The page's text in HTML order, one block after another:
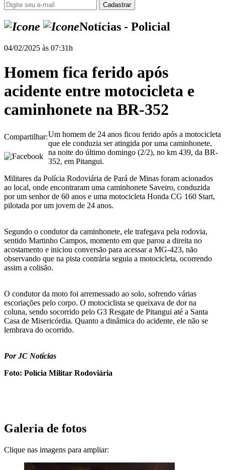
Notícias - Policial
04/02/2025 às 07:31h
Homem fica ferido após
acidente entre motocicleta e
caminhonete na BR-352
Compartilhar:Um homem de 24 anos ficou ferido após a motocicleta
que ele conduzia ser atingida por uma caminhonete,
na noite do último domingo (2/2), no km 439, da BR-
352, em Pitangui.
Militares da Polícia Rodoviária de Pará de Minas foram acionados
ao local, onde encontraram uma caminhonete Saveiro, conduzida
por um senhor de 60 anos e uma motocicleta Honda CG 160 Start,
pilotada por um jovem de 24 anos.
Segundo o condutor da caminhonete, ele trafegava pela rodovia,
sentido Martinho Campos, momento em que parou a direita no
acostamento e iniciou conversão para acessar a MG-423, não
observando que na pista contrária seguia a motocicleta, ocorrendo
assim a colisão.
O condutor da moto foi arremessado ao solo, sofrendo várias
escoriações pelo corpo. O motociclista se queixava de dor na
coluna, sendo socorrido pelo G3 Resgate de Pitangui até a Santa
Casa de Misericórdia. Quanto a dinâmica do acidente, ele não se
lembrava do ocorrido.
Por JC Notícias
Foto: Polícia Militar Rodoviária
Galeria de fotos
Clique nas imagens para ampliar: